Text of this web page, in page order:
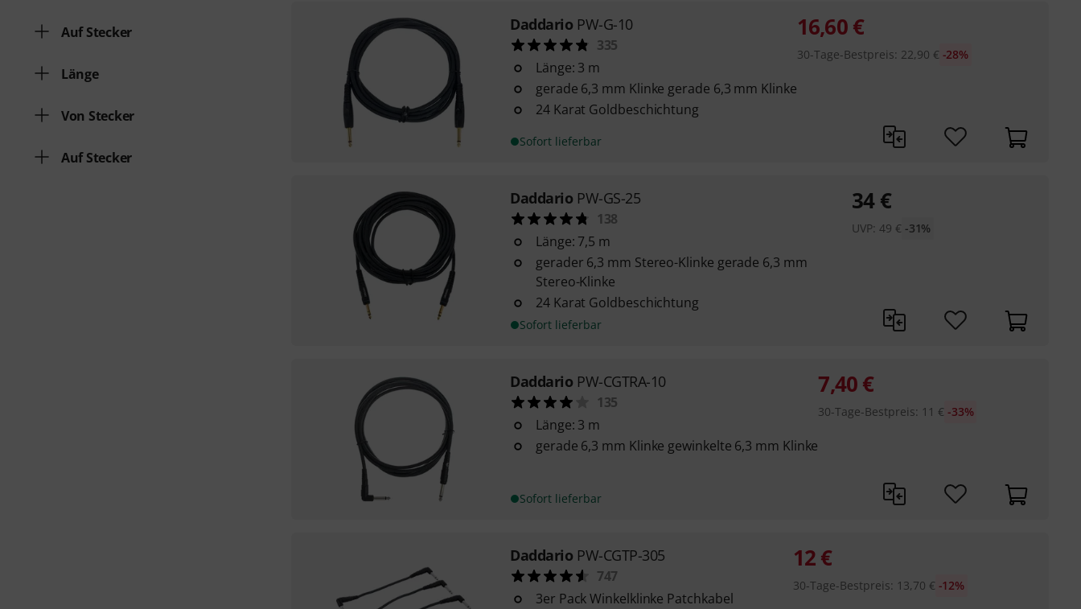
Auf Stecker
Länge
Von Stecker
Auf Stecker
Daddario PW-G-10
335
Länge: 3 m
gerade 6,3 mm Klinke gerade 6,3 mm Klinke
24 Karat Goldbeschichtung
Sofort lieferbar
16,60 €
30-Tage-Bestpreis: 22,90 € -28%
Daddario PW-GS-25
138
Länge: 7,5 m
gerader 6,3 mm Stereo-Klinke gerade 6,3 mm
Stereo-Klinke
24 Karat Goldbeschichtung
Sofort lieferbar
34 €
UVP:49 € -31%
Daddario PW-CGTRA-10
135
Länge: 3 m
gerade 6,3 mm Klinke gewinkelte 6,3 mm Klinke
Sofort lieferbar
7,40€
30-Tage-Bestpreis: 11 € -33%
Daddario PW-CGTP-305
747
3er Pack Winkelklinke Patchkabel
12€
30-Tage-Bestpreis: 13,70 € -12%